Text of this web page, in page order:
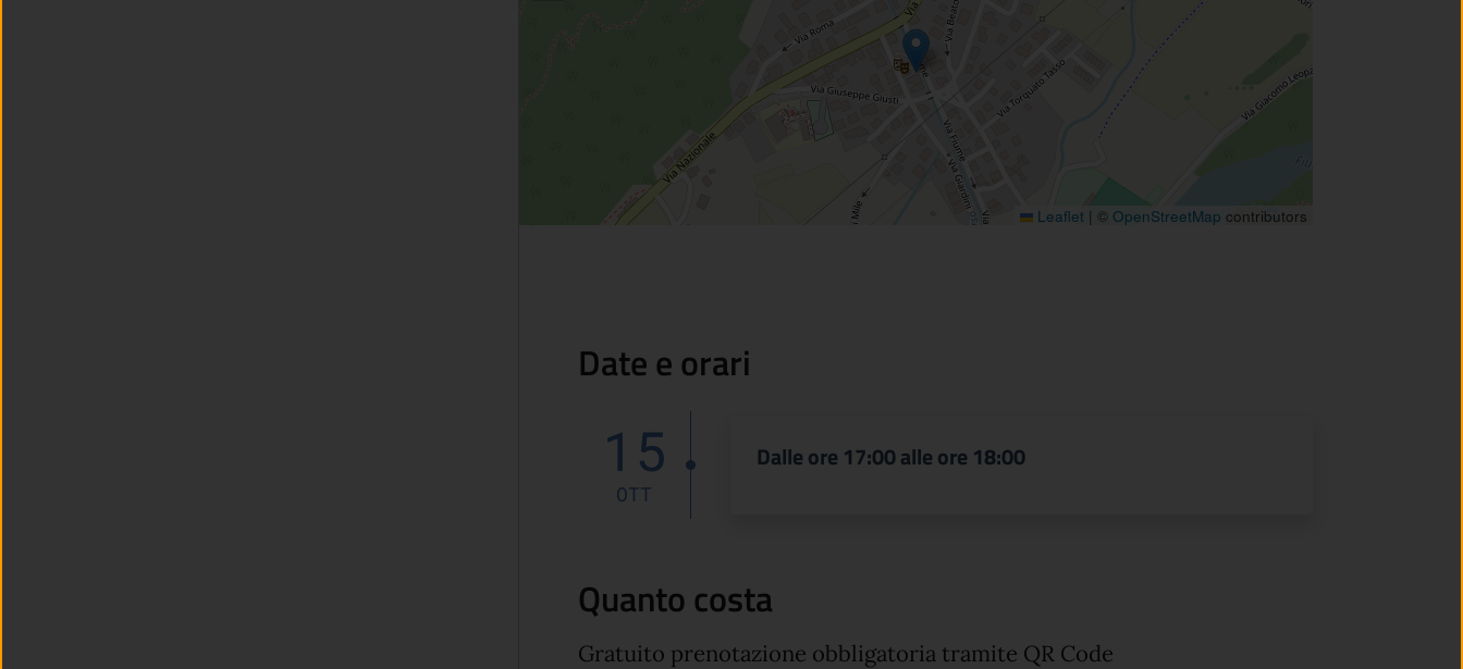
Leaflet | © OpenStreetMap contributors
Date e orari
15
OTT
Dalle ore 17:00 alle ore 18:00
Quanto costa
Gratuito prenotazione obbligatoria tramite QR Code